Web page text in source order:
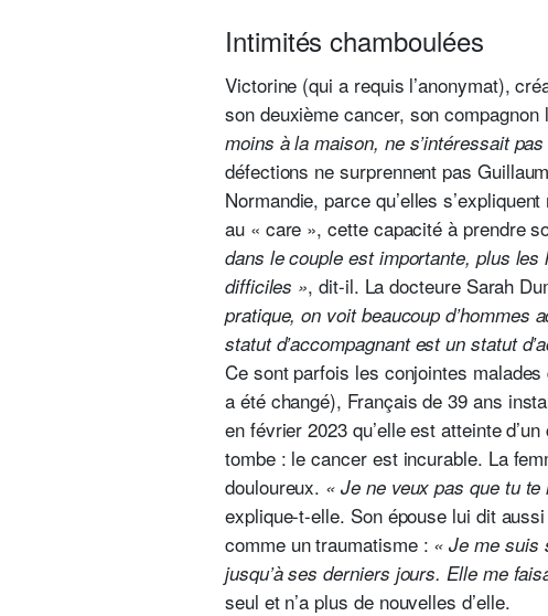
Intimités chamboulées
Victorine (qui a requis l’anonymat),
son deuxième cancer, son
moins à la maison, ne s’intéressait
défections ne surprennent pas
Normandie, parce qu’elles
au « care », cette capacité à prendre
dans le couple est importante, plus
difficiles », dit-il. La docteure Sarah
pratique, on voit beaucoup d’hommes
statut d’accompagnant est un statut
Ce sont parfois les conjointes malades
a été changé), Français de 39 ans
en février 2023 qu’elle est atteinte
tombe : le cancer est incurable. La
douloureux. « Je ne veux pas que tu
explique-t-elle. Son épouse lui dit
comme un traumatisme : « Je me suis
jusqu’à ses derniers jours. Elle me
seul et n’a plus de nouvelles d’elle.